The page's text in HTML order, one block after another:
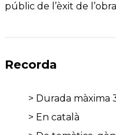
públic de l’èxit de
Recorda
> Durada màxima
> En català